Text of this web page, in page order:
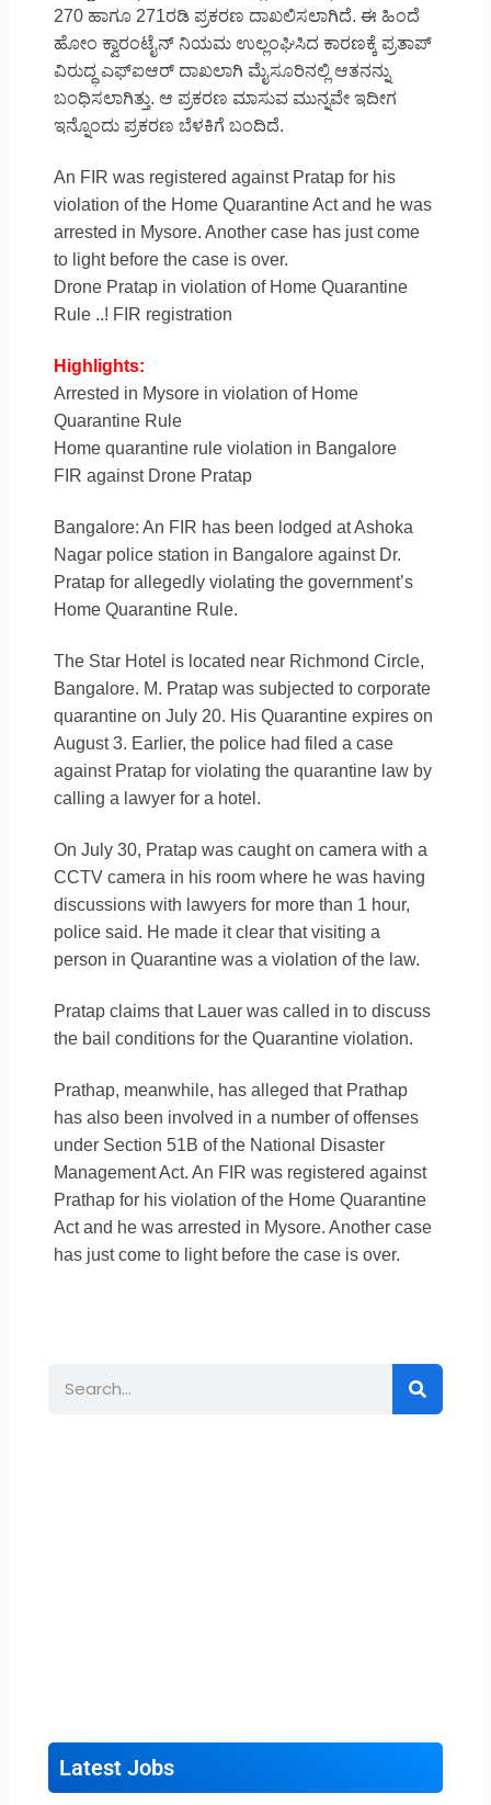
270 ಹಾಗೂ 271ರಡಿ ಪ್ರಕರಣ ದಾಖಲಿಸಲಾಗಿದೆ. ಈ ಹಿಂದೆ
ಹೋಂ ಕ್ವಾರಂಟೈನ್ ನಿಯಮ ಉಲ್ಲಂಘಿಸಿದ ಕಾರಣಕ್ಕೆ ಪ್ರತಾಪ್
ವಿರುದ್ಧ ಎಫ್‍ಐಆರ್ ದಾಖಲಾಗಿ ಮೈಸೂರಿನಲ್ಲಿ ಆತನನ್ನು
ಬಂಧಿಸಲಾಗಿತ್ತು. ಆ ಪ್ರಕರಣ ಮಾಸುವ ಮುನ್ನವೇ ಇದೀಗ
ಇನ್ನೊಂದು ಪ್ರಕರಣ ಬೆಳಕಿಗೆ ಬಂದಿದೆ.
An FIR was registered against Pratap for his
violation of the Home Quarantine Act and he was
arrested in Mysore. Another case has just come
to light before the case is over.
Drone Pratap in violation of Home Quarantine
Rule ..! FIR registration
Highlights:
Arrested in Mysore in violation of Home
Quarantine Rule
Home quarantine rule violation in Bangalore
FIR against Drone Pratap
Bangalore: An FIR has been lodged at Ashoka
Nagar police station in Bangalore against Dr.
Pratap for allegedly violating the government’s
Home Quarantine Rule.
The Star Hotel is located near Richmond Circle,
Bangalore. M. Pratap was subjected to corporate
quarantine on July 20. His Quarantine expires on
August 3. Earlier, the police had filed a case
against Pratap for violating the quarantine law by
calling a lawyer for a hotel.
On July 30, Pratap was caught on camera with a
CCTV camera in his room where he was having
discussions with lawyers for more than 1 hour,
police said. He made it clear that visiting a
person in Quarantine was a violation of the law.
Pratap claims that Lauer was called in to discuss
the bail conditions for the Quarantine violation.
Prathap, meanwhile, has alleged that Prathap
has also been involved in a number of offenses
under Section 51B of the National Disaster
Management Act. An FIR was registered against
Prathap for his violation of the Home Quarantine
Act and he was arrested in Mysore. Another case
has just come to light before the case is over.
Search
Latest Jobs